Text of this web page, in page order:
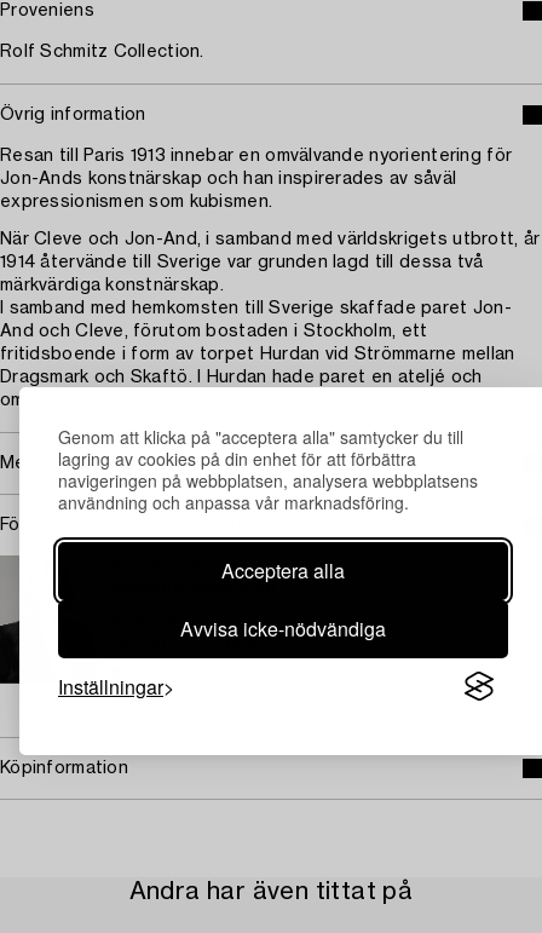
Genom att klicka på "acceptera alla" samtycker du till
lagring av cookies på din enhet för att förbättra
navigeringen på webbplatsen, analysera webbplatsens
användning och anpassa vår marknadsföring.
Acceptera alla
Avvisa icke-nödvändiga
Inställningar
Proveniens
Rolf Schmitz Collection.
Övrig information
Resan till Paris 1913 innebar en omvälvande nyorientering för
Jon-Ands konstnärskap och han inspirerades av såväl
expressionismen som kubismen.
När Cleve och Jon-And, i samband med världskrigets utbrott, år
1914 återvände till Sverige var grunden lagd till dessa två
märkvärdiga konstnärskap.
I samband med hemkomsten till Sverige skaffade paret Jon-
And och Cleve, förutom bostaden i Stockholm, ett
fritidsboende i form av torpet Hurdan vid Strömmarne mellan
Dragsmark och Skaftö. I Hurdan hade paret en ateljé och
omgivningarna gav inspiration och starka impulser till motivval.
Mer om John Jon-And
För konditionsrapport kontakta specialist
→ Se vad vi söker
Köpinformation
Andra har även tittat på